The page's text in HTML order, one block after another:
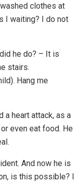
clothes at
I waiting? I do not
he do? – It is
stairs.
Hang me
a heart attack, as a
even eat food. He
And now he is
is this possible? I